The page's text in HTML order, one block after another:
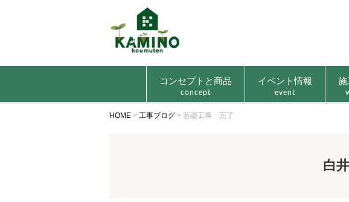
コンセプトと商品
concept
イベント情報
event
HOME > 工事ブログ > 基礎工事 完了
白